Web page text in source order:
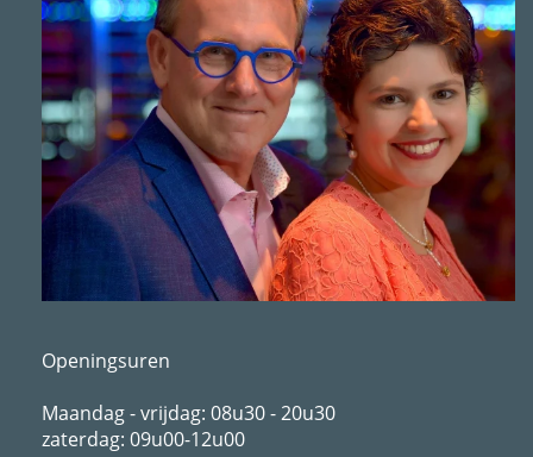
Openingsuren
Maandag - vrijdag: 08u30 - 20u30
zaterdag: 09u00-12u00